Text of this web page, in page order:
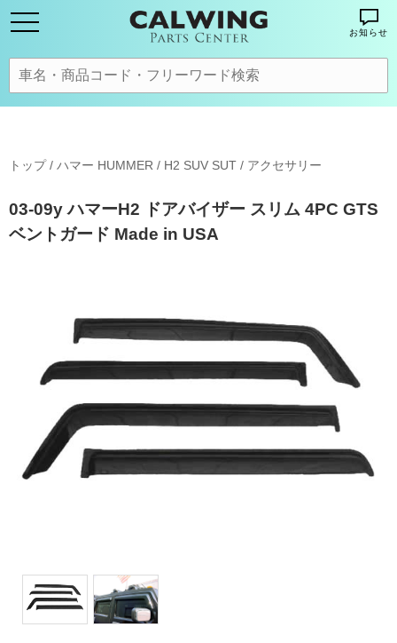
お知らせ
トップ/ ハマー HUMMER / H2 SUV SUT / アクセサリー
03-09y ハマーH2 ドアバイザー スリム 4PC GTS
ベントガード Made in USA